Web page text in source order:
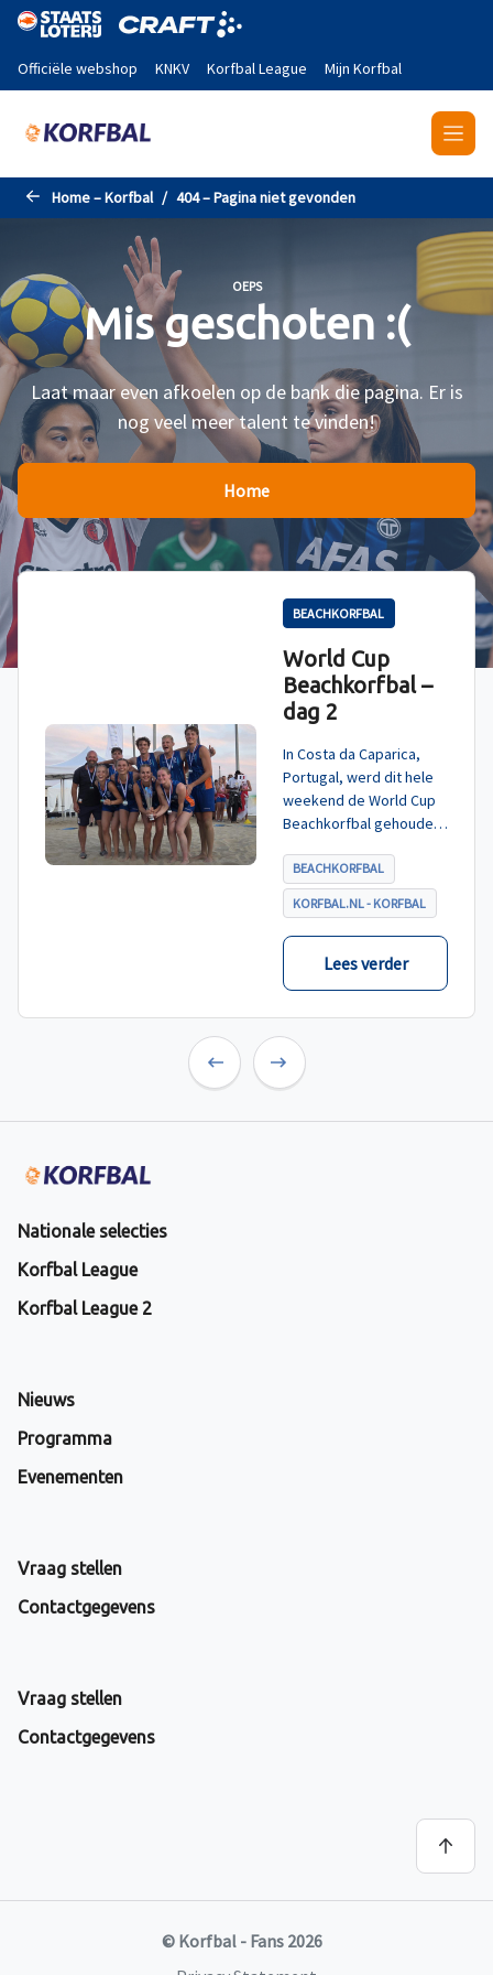
Naar de hoofdinhoud gaan
Officiële webshop KNKV Korfbal League Mijn Korfbal
Home – Korfbal 404 – Pagina niet gevonden
OEPS
Mis geschoten :(
Laat maar even afkoelen op de bank die pagina. Er is
nog veel meer talent te vinden!
Home
BEACHKORFBAL
World Cup
Beachkorfbal –
dag 2
In Costa da Caparica,
Portugal, werd dit hele
weekend de World Cup
Beachkorfbal gehouden.
tegen België, die
eindigde in shoot-outs,
was het Nederland dat
er met het goud vandoor
BEACHKORFBAL
KORFBAL.NL - KORFBAL
Lees verder
Nationale selecties
Korfbal League
Korfbal League 2
Nieuws
Programma
Evenementen
Vraag stellen
Contactgegevens
Vraag stellen
Contactgegevens
© Korfbal - Fans 2026